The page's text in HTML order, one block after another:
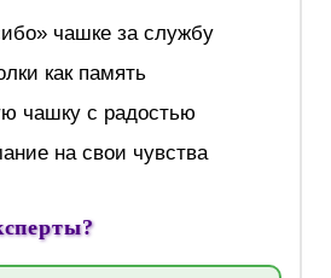
чашке за службу
как память
чашку с радостью
на свои чувства